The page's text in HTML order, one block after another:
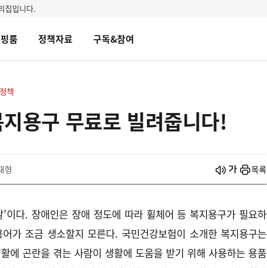
집입니다.
룸 정책자료 구독&참여
책
용구 무료로 빌려줍니다!
형 시작
열기 목록
이다. 장애인은 장애 정도에 따라 휠체어 등 복지용구가 필요하
어가 조금 생소할지 모른다. 국민건강보험이 소개한 복지용구는
에 곤란을 겪는 사람이 생활에 도움을 받기 위해 사용하는 용품